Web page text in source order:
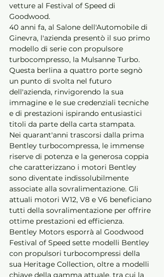
vetture al Festival of Speed di
Goodwood.
40 anni fa, al Salone dell'Automobile di
Ginevra, l'azienda presentò il suo primo
modello di serie con propulsore
turbocompresso, la Mulsanne Turbo.
Questa berlina a quattro porte segnò
un punto di svolta nel futuro
dell'azienda, rinvigorendo la sua
immagine e le sue credenziali tecniche
e di prestazioni ispirando entusiastici
titoli da parte della carta stampata.
Nei quarant'anni trascorsi dalla prima
Bentley turbocompressa, le immense
riserve di potenza e la generosa coppia
che caratterizzano i motori Bentley
sono diventate indissolubilmente
associate alla sovralimentazione. Gli
attuali motori W12, V8 e V6 beneficiano
tutti della sovralimentazione per offrire
ottime prestazioni ed efficienza.
Bentley Motors esporrà al Goodwood
Festival of Speed sette modelli Bentley
con propulsori turbocompressi della
sua Heritage Collection, oltre a modelli
chiave della gamma attuale, tra cui la